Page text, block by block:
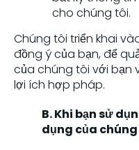
cho chúng tôi.
Chúng tôi triển khai
đồng ý của bạn, để
của chúng tôi với bạn
lợi ích hợp pháp.
B. Khi bạn sử
dụng của